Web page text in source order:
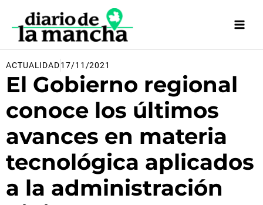
contenido
ACTUALIDAD17/11/2021
El Gobierno regional
conoce los últimos
avances en materia
tecnológica aplicados
a la administración